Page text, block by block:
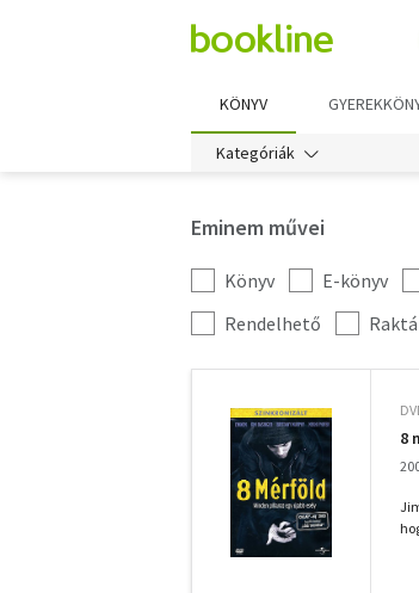
KÖNYV
Kategóriák
Eminem művei
Kategória
szűrés
Könyv E-könyv
További
szűrők
Rendelhető
8